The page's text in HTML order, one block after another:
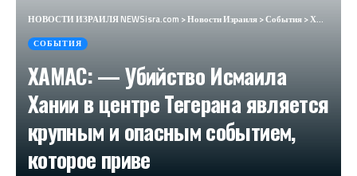
НОВОСТИ ИЗРАИЛЯ NEWSisra.com >Новости Израиля>События>ХАМАС: — Убийство Исмаила Хании в центре Тегерана является крупным и опасным событием, которое приве
СОБЫТИЯ
ХАМАС: — Убийство Исмаила
Хании в центре Тегерана является
крупным и опасным событием,
которое приве